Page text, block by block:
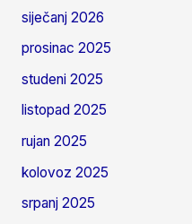
siječanj 2026
prosinac 2025
studeni 2025
listopad 2025
rujan 2025
kolovoz 2025
srpanj 2025